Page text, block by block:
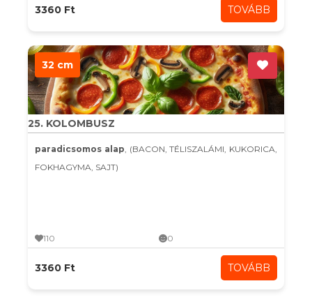
3360 Ft TOVÁBB
32 cm
25. KOLOMBUSZ
paradicsomos alap, (BACON, TÉLISZALÁMI, KUKORICA,
FOKHAGYMA, SAJT)
110 0
3360 Ft TOVÁBB